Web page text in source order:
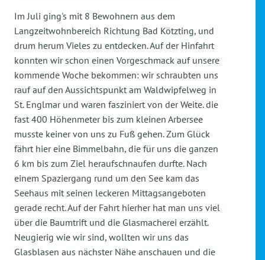
Im Juli ging's mit 8 Bewohnern aus dem
Langzeitwohnbereich Richtung Bad Kötzting, und
drum herum Vieles zu entdecken. Auf der Hinfahrt
konnten wir schon einen Vorgeschmack auf unsere
kommende Woche bekommen: wir schraubten uns
rauf auf den Aussichtspunkt am Waldwipfelweg in
St. Englmar und waren fasziniert von der Weite. die
fast 400 Höhenmeter bis zum kleinen Arbersee
musste keiner von uns zu Fuß gehen. Zum Glück
fährt hier eine Bimmelbahn, die für uns die ganzen
6 km bis zum Ziel heraufschnaufen durfte. Nach
einem Spaziergang rund um den See kam das
Seehaus mit seinen leckeren Mittagsangeboten
gerade recht. Auf der Fahrt hierher hat man uns viel
über die Baumtrift und die Glasmacherei erzählt.
Neugierig wie wir sind, wollten wir uns das
Glasblasen aus nächster Nähe anschauen und die